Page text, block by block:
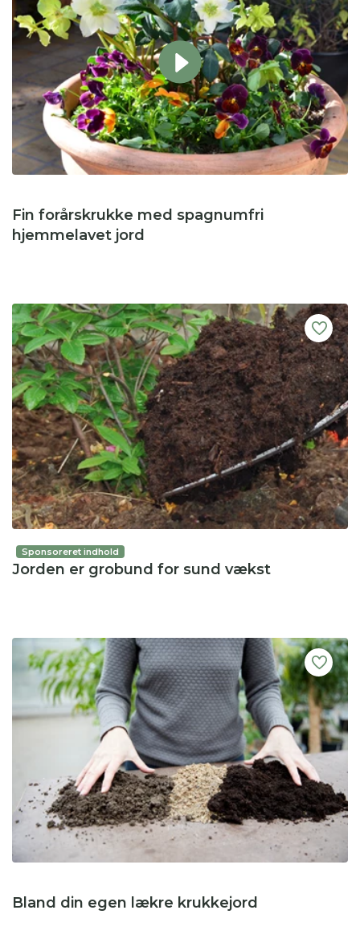
Fin forårskrukke med spagnumfri
hjemmelavet jord
Sponsoreret indhold
Jorden er grobund for sund vækst
Bland din egen lækre krukkejord